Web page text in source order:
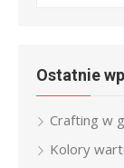
Ostatnie
Crafting w
Kolory